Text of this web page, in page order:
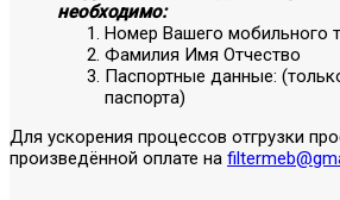
необходимо:
Номер Вашего мобильного
Фамилия Имя Отчество
Паспортные данные:
паспорта)
Для ускорения процессов отгрузки
произведённой оплате на